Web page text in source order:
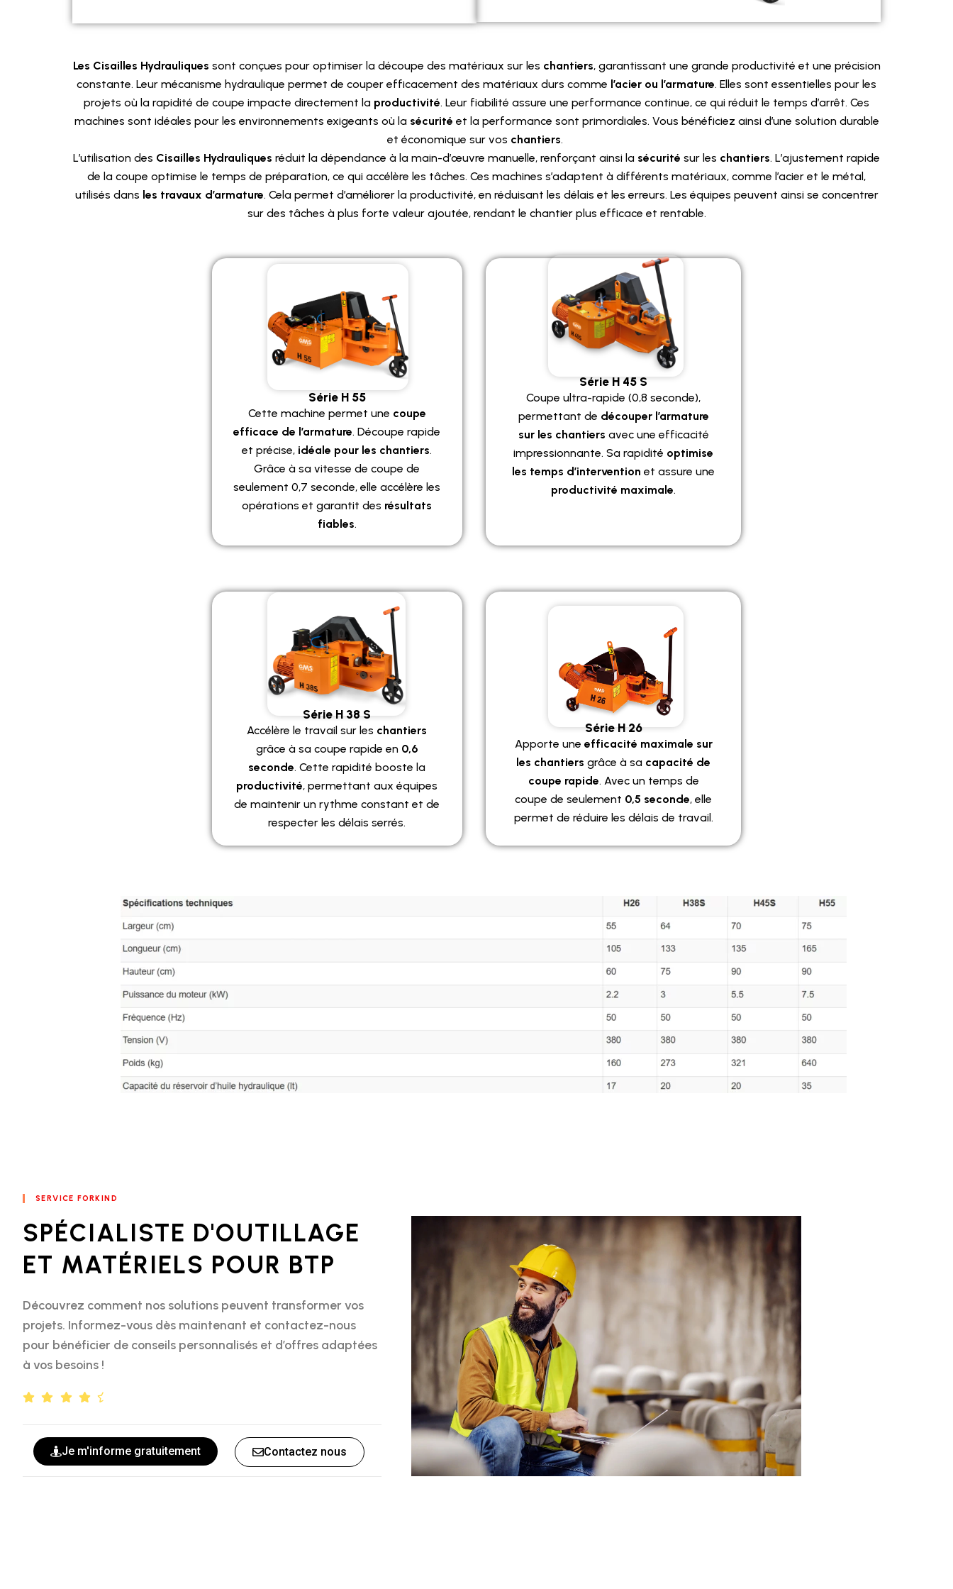
Les Cisailles Hydrauliques sont conçues pour optimiser la découpe des matériaux sur les chantiers, garantissant une grande productivité et une précision
constante. Leur mécanisme hydraulique permet de couper efficacement des matériaux durs comme l’acier ou l’armature. Elles sont essentielles pour les
projets où la rapidité de coupe impacte directement la productivité. Leur fiabilité assure une performance continue, ce qui réduit le temps d’arrêt. Ces
machines sont idéales pour les environnements exigeants où la sécurité et la performance sont primordiales. Vous bénéficiez ainsi d’une solution durable
et économique sur vos chantiers.
L’utilisation des Cisailles Hydrauliques réduit la dépendance à la main-d’œuvre manuelle, renforçant ainsi la sécurité sur les chantiers. L’ajustement rapide
de la coupe optimise le temps de préparation, ce qui accélère les tâches. Ces machines s’adaptent à différents matériaux, comme l’acier et le métal,
utilisés dans les travaux d’armature. Cela permet d’améliorer la productivité, en réduisant les délais et les erreurs. Les équipes peuvent ainsi se concentrer
sur des tâches à plus forte valeur ajoutée, rendant le chantier plus efficace et rentable.
Série H 55
Cette machine permet une coupe
efficace de l’armature. Découpe rapide
et précise, idéale pour les chantiers.
Grâce à sa vitesse de coupe de
seulement 0,7 seconde, elle accélère les
opérations et garantit des résultats
fiables.
Série H 45 S
Coupe ultra-rapide (0,8 seconde),
permettant de découper l’armature
sur les chantiers avec une efficacité
impressionnante. Sa rapidité optimise
les temps d’intervention et assure une
productivité maximale.
Série H 38 S
Accélère le travail sur les chantiers
grâce à sa coupe rapide en 0,6
seconde. Cette rapidité booste la
productivité, permettant aux équipes
de maintenir un rythme constant et de
respecter les délais serrés.
Série H 26
Apporte une efficacité maximale sur
les chantiers grâce à sa capacité de
coupe rapide. Avec un temps de
coupe de seulement 0,5 seconde, elle
permet de réduire les délais de travail.
SERVICE FORKIND
SPÉCIALISTE D'OUTILLAGE
ET MATÉRIELS POUR BTP
Découvrez comment nos solutions peuvent transformer vos
projets. Informez-vous dès maintenant et contactez-nous
pour bénéficier de conseils personnalisés et d’offres adaptées
à vos besoins !
Je m'informe gratuitement Contactez nous